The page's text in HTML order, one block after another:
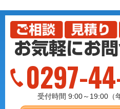
0297-
受付時間 9:00～19:00（